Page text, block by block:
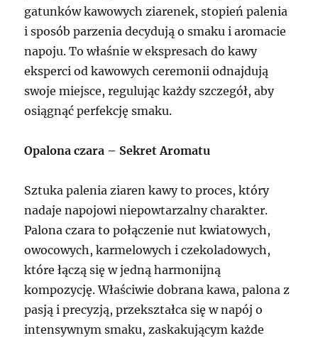
gatunków kawowych ziarenek, stopień palenia
i sposób parzenia decydują o smaku i aromacie
napoju. To właśnie w ekspresach do kawy
eksperci od kawowych ceremonii odnajdują
swoje miejsce, regulując każdy szczegół, aby
osiągnąć perfekcję smaku.
Opalona czara – Sekret Aromatu
Sztuka palenia ziaren kawy to proces, który
nadaje napojowi niepowtarzalny charakter.
Palona czara to połączenie nut kwiatowych,
owocowych, karmelowych i czekoladowych,
które łączą się w jedną harmonijną
kompozycję. Właściwie dobrana kawa, palona z
pasją i precyzją, przekształca się w napój o
intensywnym smaku, zaskakującym każde